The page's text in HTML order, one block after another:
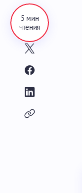
5 мин
чтения